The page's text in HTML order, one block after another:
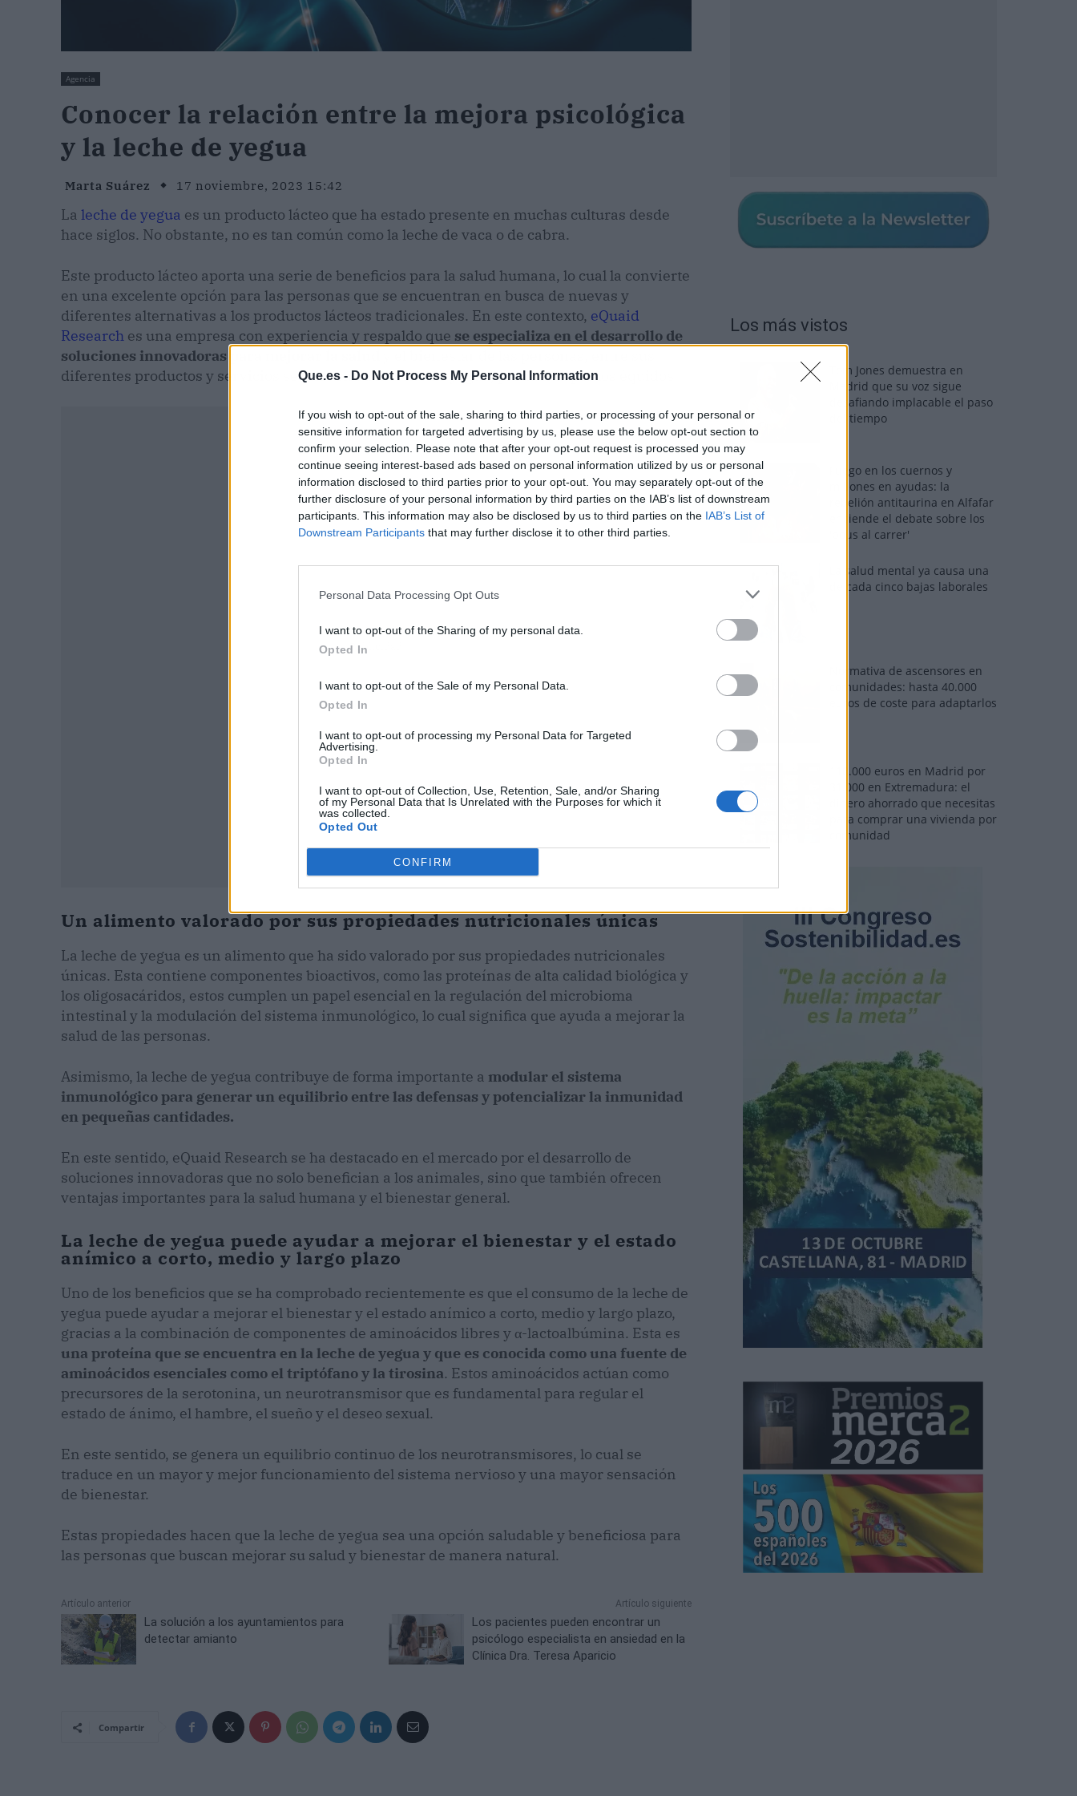
Que.es - Do Not Process My Personal Information
If you wish to opt-out of the sale, sharing to third parties, or processing of your personal or
sensitive information for targeted advertising by us, please use the below opt-out section to
confirm your selection. Please note that after your opt-out request is processed you may
continue seeing interest-based ads based on personal information utilized by us or personal
information disclosed to third parties prior to your opt-out. You may separately opt-out of the
further disclosure of your personal information by third parties on the IAB’s list of downstream
participants. This information may also be disclosed by us to third parties on the IAB’s List of
Downstream Participants that may further disclose it to other third parties.
Personal Data Processing Opt Outs
I want to opt-out of the Sharing of my personal data.
Opted In
I want to opt-out of the Sale of my Personal Data.
Opted In
I want to opt-out of processing my Personal Data for Targeted
Advertising.
Opted In
I want to opt-out of Collection, Use, Retention, Sale, and/or Sharing
of my Personal Data that Is Unrelated with the Purposes for which it
was collected.
Opted Out
CONFIRM
Agencia
Conocer la relación entre la mejora psicológica
y la leche de yegua
Marta Suárez 17 noviembre, 2023 15:42
La leche de yegua es un producto lácteo que ha estado presente en muchas culturas desde
hace siglos. No obstante, no es tan común como la leche de vaca o de cabra.
Este producto lácteo aporta una serie de beneficios para la salud humana, lo cual la convierte
en una excelente opción para las personas que se encuentran en busca de nuevas y
diferentes alternativas a los productos lácteos tradicionales. En este contexto, eQuaid
Research es una empresa con experiencia y respaldo que se especializa en el desarrollo de
soluciones innovadoras para mejorar la salud
diferentes productos y servicios se encuentra la leche de yegua, producida por los équidos.
Publicidad
Un alimento valorado por sus propiedades nutricionales únicas
La leche de yegua es un alimento que ha sido valorado por sus propiedades nutricionales
únicas. Esta contiene componentes bioactivos, como las proteínas de alta calidad biológica y
los oligosacáridos, estos cumplen un papel esencial en la regulación del microbioma
intestinal y la modulación del sistema inmunológico, lo cual significa que ayuda a mejorar la
salud de las personas.
Asimismo, la leche de yegua contribuye de forma importante a modular el sistema
inmunológico para generar un equilibrio entre las defensas y potencializar la inmunidad
en pequeñas cantidades.
En este sentido, eQuaid Research se ha destacado en el mercado por el desarrollo de
soluciones innovadoras que no solo benefician a los animales, sino que también ofrecen
ventajas importantes para la salud humana y el bienestar general.
La leche de yegua puede ayudar a mejorar el bienestar y el estado
anímico a corto, medio y largo plazo
Uno de los beneficios que se ha comprobado recientemente es que el consumo de la leche de
yegua puede ayudar a mejorar el bienestar y el estado anímico a corto, medio y largo plazo,
gracias a la combinación de componentes de aminoácidos libres y α-lactoalbúmina. Esta es
una proteína que se encuentra en la leche de yegua y que es conocida como una fuente de
aminoácidos esenciales como el triptófano y la tirosina. Estos aminoácidos actúan como
precursores de la serotonina, un neurotransmisor que es fundamental para regular el
estado de ánimo, el hambre, el sueño y el deseo sexual.
En este sentido, se genera un equilibrio continuo de los neurotransmisores, lo cual se
traduce en un mayor y mejor funcionamiento del sistema nervioso y una mayor sensación
de bienestar.
Estas propiedades hacen que la leche de yegua sea una opción saludable y beneficiosa para
las personas que buscan mejorar su salud y bienestar de manera natural.
Artículo anterior
La solución a los ayuntamientos para
detectar amianto
Artículo siguiente
Los pacientes pueden encontrar un
psicólogo especialista en ansiedad en la
Clínica Dra. Teresa Aparicio
Compartir
Los más vistos
Tom Jones demuestra en
Madrid que su voz sigue
desafiando implacable el paso
del tiempo
Fuego en los cuernos y
millones en ayudas: la
rebelión antitaurina en Alfafar
enciende el debate sobre los
'bous al carrer'
La salud mental ya causa una
de cada cinco bajas laborales
Normativa de ascensores en
comunidades: hasta 40.000
euros de coste para adaptarlos
110.000 euros en Madrid por
31.000 en Extremadura: el
dinero ahorrado que necesitas
para comprar una vivienda por
comunidad